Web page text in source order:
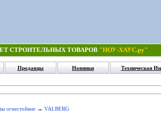
СТРОИТЕЛЬНЫХ ТОВАРОВ "НОУ-ХАУС.ру"
Продавцы Новинки Техническая
огнестойкие → VALBERG